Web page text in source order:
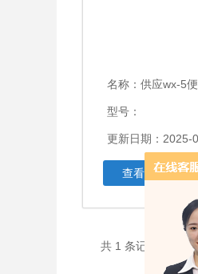
名称： 供应wx-5便携式
型号：
更新日期：2025-
查看详情
共 1 条记录，当